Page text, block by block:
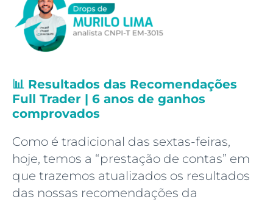
📊 Resultados das Recomendações
Full Trader | 6 anos de ganhos
comprovados
Como é tradicional das sextas-feiras,
hoje, temos a “prestação de contas” em
que trazemos atualizados os resultados
das nossas recomendações da